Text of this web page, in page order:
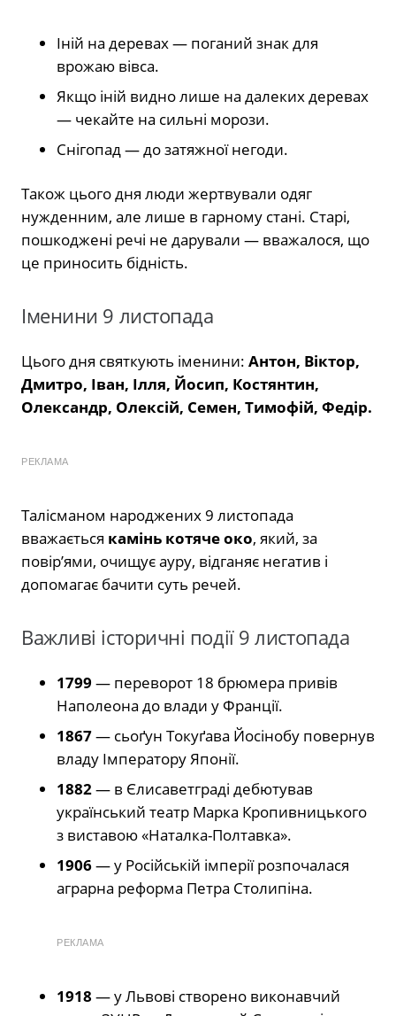
Іній на деревах — поганий знак для
врожаю вівса.
Якщо іній видно лише на далеких деревах
— чекайте на сильні морози.
Снігопад — до затяжної негоди.
Також цього дня люди жертвували одяг
нужденним, але лише в гарному стані. Старі,
пошкоджені речі не дарували — вважалося, що
це приносить бідність.
Іменини 9 листопада
Цього дня святкують іменини: Антон, Віктор,
Дмитро, Іван, Ілля, Йосип, Костянтин,
Олександр, Олексій, Семен, Тимофій, Федір.
РЕКЛАМА
Талісманом народжених 9 листопада
вважається камінь котяче око, який, за
повір’ями, очищує ауру, відганяє негатив і
допомагає бачити суть речей.
Важливі історичні події 9 листопада
1799 — переворот 18 брюмера привів
Наполеона до влади у Франції.
1867— сьоґун Токуґава Йосінобу повернув
владу Імператору Японії.
1882— в Єлисаветграді дебютував
український театр Марка Кропивницького
з виставою «Наталка-Полтавка».
1906— у Російській імперії розпочалася
аграрна реформа Петра Столипіна.
РЕКЛАМА
1918 — у Львові створено виконавчий